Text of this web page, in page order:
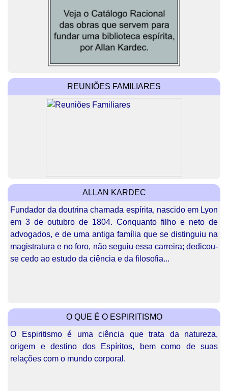
REUNIÕES FAMILIARES
ALLAN KARDEC
Fundador da doutrina chamada espírita, nascido em Lyon
em 3 de outubro de 1804. Conquanto filho e neto de
advogados, e de uma antiga família que se distinguiu na
magistratura e no foro, não seguiu essa carreira; dedicou-
se cedo ao estudo da ciência e da filosofia...
O QUE É O ESPIRITISMO
O Espiritismo é uma ciência que trata da natureza,
origem e destino dos Espíritos, bem como de suas
relações com o mundo corporal.